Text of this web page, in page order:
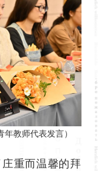
年教师代表发言）
重而温馨的拜